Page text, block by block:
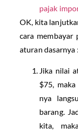
pajak
OK, kita
cara membayar
aturan dasarnya :
Jika nilai
$75,
nya
barang.
kita,